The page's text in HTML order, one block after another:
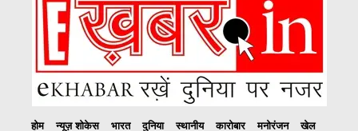
होम न्यूज़ शोकेस भारत दुनिया स्थानीय कारोबार मनोरंजन
खेल